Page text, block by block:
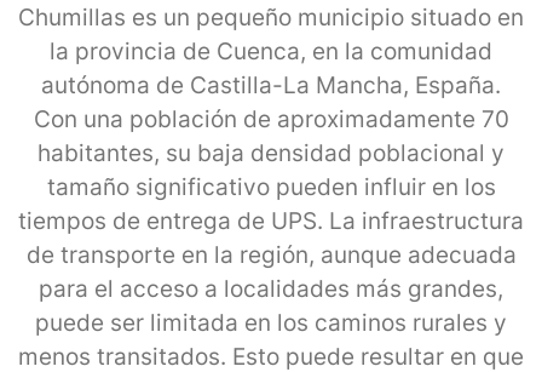
Chumillas es un pequeño municipio situado en
la provincia de Cuenca, en la comunidad
autónoma de Castilla-La Mancha, España.
Con una población de aproximadamente 70
habitantes, su baja densidad poblacional y
tamaño significativo pueden influir en los
tiempos de entrega de UPS. La infraestructura
de transporte en la región, aunque adecuada
para el acceso a localidades más grandes,
puede ser limitada en los caminos rurales y
menos transitados. Esto puede resultar en que